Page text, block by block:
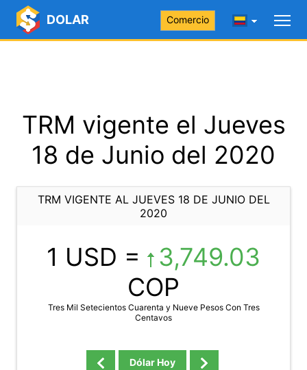
DOLAR Comercio
TRM vigente el Jueves
18 de Junio del 2020
TRM VIGENTE AL JUEVES 18 DE JUNIO DEL
2020
1 USD =
3,749.03
COP
Tres Mil Setecientos Cuarenta y Nueve Pesos Con Tres
Centavos
Dólar Hoy